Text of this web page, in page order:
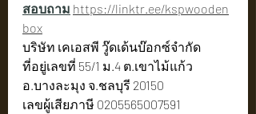
สอบถาม https://linktr.ee/kspwooden
box
บริษัท เคเอสพี วู๊ดเด้นบ๊อกซ์จำกัด
ที่อยู่เลขที่ 55/1 ม.4 ต.เขาไม้แก้ว
อ.บางละมุง จ.ชลบุรี 20150
เลขผู้เสียภาษี 0205565007591